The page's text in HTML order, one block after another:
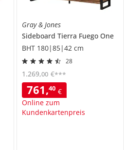
Gray & Jones
Sideboard Tierra Fuego One
BHT 180|85|42 cm
28
761,40 €
Online zum
Kundenkartenpreis
1.269,00 €***